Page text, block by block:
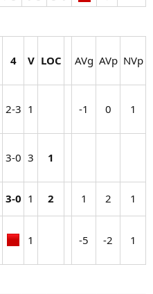
4 V LOC AVg​ AVp​ NVp​
2-3​ 1​ -1​ 0​ 1​
3-0​ 3​ 1
3-0 1​ 2 1​ 2​ 1​
1​ -5​ -2​ 1​